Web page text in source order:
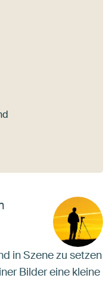
in Szene zu setzen
Bilder eine kleine